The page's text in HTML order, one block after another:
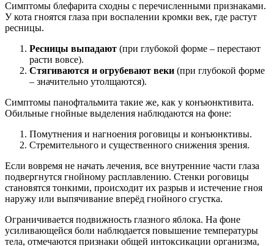
Симптомы блефарита сходны с перечисленными признаками.
У кота гноятся глаза при воспалении кромки век, где растут
ресницы.
Ресницы выпадают (при глубокой форме – перестают
расти вовсе).
Стягиваются и огрубевают веки (при глубокой форме
– значительно утолщаются).
Симптомы панофтальмита такие же, как у конъюнктивита.
Обильные гнойные выделения наблюдаются на фоне:
Помутнения и нагноения роговицы и конъюнктивы.
Стремительного и существенного снижения зрения.
Если вовремя не начать лечения, все внутренние части глаза
подвергнутся гнойному расплавлению. Стенки роговицы
становятся тонкими, происходит их разрыв и истечение гноя
наружу или выпячивание вперёд гнойного сгустка.
Ограничивается подвижность глазного яблока. На фоне
усиливающейся боли наблюдается повышение температуры
тела, отмечаются признаки общей интоксикации организма,